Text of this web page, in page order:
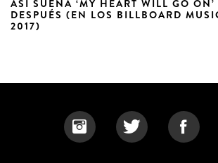
ASÍ SUENA ‘MY HEART WILL GO
DESPUÉS (EN LOS BILLBOARD
2017)